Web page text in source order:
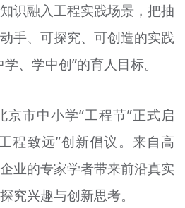
识融入工程实践场景，把抽
手、可探究、可创造的实践
、学中创”的育人目标。
京市中小学“工程节”正式启
程致远”创新倡议。来自高
业的专家学者带来前沿真实
究兴趣与创新思考。